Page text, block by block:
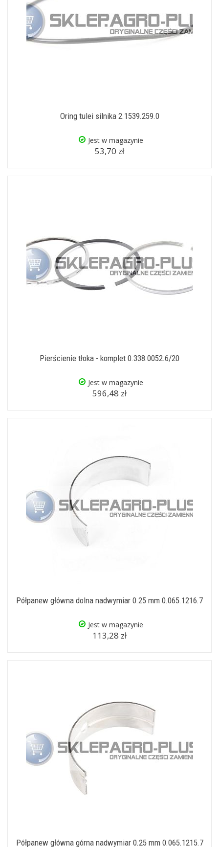
Oring tulei silnika 2.1539.259.0
Jest w magazynie
53,70 zł
Pierścienie tłoka - komplet 0.338.0052.6/20
Jest w magazynie
596,48 zł
Półpanew główna dolna nadwymiar 0.25 mm 0.065.1216.7
Jest w magazynie
113,28 zł
Półpanew główna górna nadwymiar 0.25 mm 0.065.1215.7